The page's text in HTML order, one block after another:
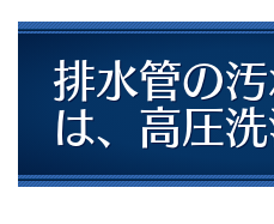
排水管の
は、高圧洗